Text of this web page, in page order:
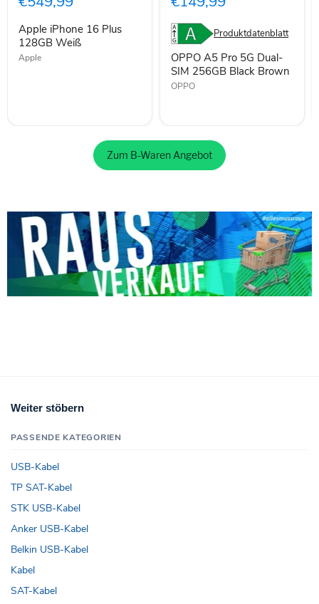
128GB
Apple iPhone 16 Plus
128GB Weiß
Apple
Dual-
SIM
256GB
Black
Brown
Produktdatenblatt
OPPO A5 Pro 5G Dual-
SIM 256GB Black Brown
OPPO
Zum B-Waren Angebot
Weiter stöbern
PASSENDE KATEGORIEN
USB-Kabel
TP SAT-Kabel
STK USB-Kabel
Anker USB-Kabel
Belkin USB-Kabel
Kabel
SAT-Kabel